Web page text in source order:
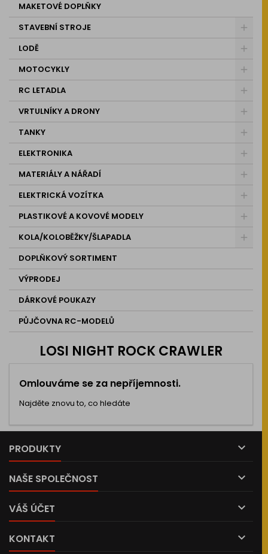
MAKETOVÉ DOPLŇKY
STAVEBNÍ STROJE
LODĚ
MOTOCYKLY
RC LETADLA
VRTULNÍKY A DRONY
TANKY
ELEKTRONIKA
MATERIÁLY A NÁŘADÍ
ELEKTRICKÁ VOZÍTKA
PLASTIKOVÉ A KOVOVÉ MODELY
KOLA/KOLOBĚŽKY/ŠLAPADLA
DOPLŇKOVÝ SORTIMENT
VÝPRODEJ
DÁRKOVÉ POUKAZY
PŮJČOVNA RC-MODELŮ
LOSI NIGHT ROCK CRAWLER
Omlouváme se za nepříjemnosti.
Najděte znovu to, co hledáte
PRODUKTY 
NAŠE SPOLEČNOST 
VÁŠ ÚČET 
KONTAKT 